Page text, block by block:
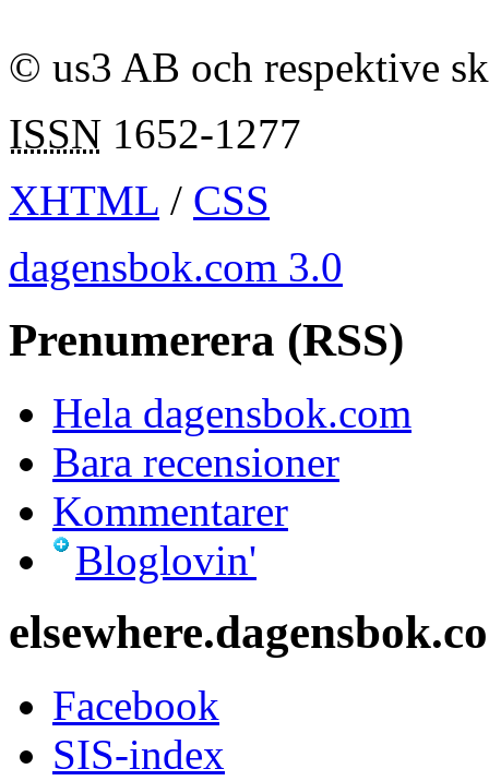
© us3 AB och respektive
ISSN 1652-1277
XHTML / CSS
dagensbok.com 3.0
Prenumerera (RSS)
Hela dagensbok.com
Bara recensioner
Kommentarer
Bloglovin'
Facebook
SIS-index